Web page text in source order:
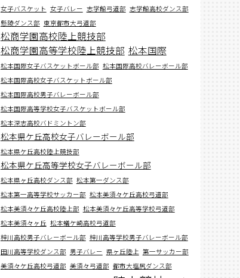
女子バスケット 女子バレー 志学館弓道部 志学館高校ダンス部
懸陵ダンス部 東京都市大弓道部
松商学園高校陸上競技部
松商学園高等学校陸上競技部 松本国際
松本国際女子バスケットボール部 松本国際高校バレーボール部
松本国際高校女子バスケットボール部
松本国際高校男子バレーボール部
松本国際高等学校女子バスケットボール部
松本深志高校バドミントン部
松本県ケ丘高校女子バレーボール部
松本県ケ丘高校陸上競技部
松本県ケ丘高等学校女子バレーボール部
松本県ヶ丘高校ダンス部 松本第一ダンス部
松本第一高等学校サッカー部 松本美須々ケ丘高校弓道部
松本美須々ケ丘高校陸上部 松本美須々ケ丘高等学校弓道部
松本美須々ヶ丘 松本蟻ケ崎高校弓道部
梓川高校男子バレーボール部 梓川高等学校男子バレーボール部
田川高等学校ダンス部 男子バレー 県ヶ丘陸上 第一サッカー部
美須々ケ丘高校弓道部 美須々弓道部 都市大塩尻ダンス部